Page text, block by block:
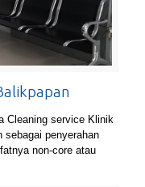
Cleaning service Klinik
sebagai penyerahan
non-core atau